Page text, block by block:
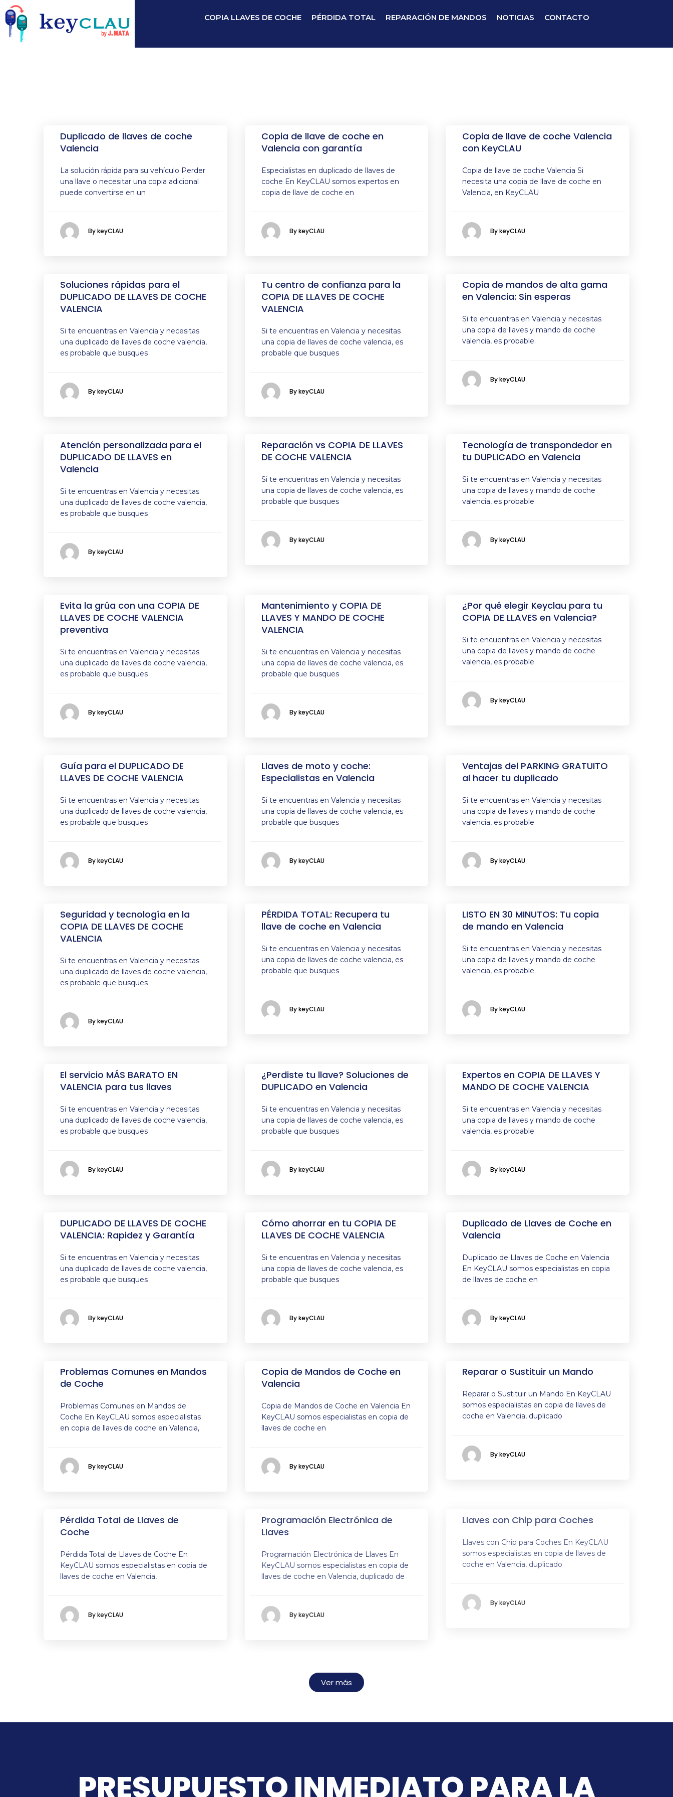
COPIA LLAVES DE COCHE PÉRDIDA TOTAL REPARACIÓN DE MANDOS NOTICIAS CONTACTO
Duplicado de llaves de coche
Valencia
La solución rápida para su vehículo Perder
una llave o necesitar una copia adicional
puede convertirse en un
By keyCLAU
Copia de llave de coche en
Valencia con garantía
Especialistas en duplicado de llaves de
coche En KeyCLAU somos expertos en
copia de llave de coche en
By keyCLAU
Copia de llave de coche Valencia
con KeyCLAU
Copia de llave de coche Valencia Si
necesita una copia de llave de coche en
Valencia, en KeyCLAU
By keyCLAU
Soluciones rápidas para el
DUPLICADO DE LLAVES DE COCHE
VALENCIA
Si te encuentras en Valencia y necesitas
una duplicado de llaves de coche valencia,
es probable que busques
By keyCLAU
Tu centro de confianza para la
COPIA DE LLAVES DE COCHE
VALENCIA
Si te encuentras en Valencia y necesitas
una copia de llaves de coche valencia, es
probable que busques
By keyCLAU
Copia de mandos de alta gama
en Valencia: Sin esperas
Si te encuentras en Valencia y necesitas
una copia de llaves y mando de coche
valencia, es probable
By keyCLAU
Atención personalizada para el
DUPLICADO DE LLAVES en
Valencia
Si te encuentras en Valencia y necesitas
una duplicado de llaves de coche valencia,
es probable que busques
By keyCLAU
Reparación vs COPIA DE LLAVES
DE COCHE VALENCIA
Si te encuentras en Valencia y necesitas
una copia de llaves de coche valencia, es
probable que busques
By keyCLAU
Tecnología de transpondedor en
tu DUPLICADO en Valencia
Si te encuentras en Valencia y necesitas
una copia de llaves y mando de coche
valencia, es probable
By keyCLAU
Evita la grúa con una COPIA DE
LLAVES DE COCHE VALENCIA
preventiva
Si te encuentras en Valencia y necesitas
una duplicado de llaves de coche valencia,
es probable que busques
By keyCLAU
Mantenimiento y COPIA DE
LLAVES Y MANDO DE COCHE
VALENCIA
Si te encuentras en Valencia y necesitas
una copia de llaves de coche valencia, es
probable que busques
By keyCLAU
¿Por qué elegir Keyclau para tu
COPIA DE LLAVES en Valencia?
Si te encuentras en Valencia y necesitas
una copia de llaves y mando de coche
valencia, es probable
By keyCLAU
Guía para el DUPLICADO DE
LLAVES DE COCHE VALENCIA
Si te encuentras en Valencia y necesitas
una duplicado de llaves de coche valencia,
es probable que busques
By keyCLAU
Llaves de moto y coche:
Especialistas en Valencia
Si te encuentras en Valencia y necesitas
una copia de llaves de coche valencia, es
probable que busques
By keyCLAU
Ventajas del PARKING GRATUITO
al hacer tu duplicado
Si te encuentras en Valencia y necesitas
una copia de llaves y mando de coche
valencia, es probable
By keyCLAU
Seguridad y tecnología en la
COPIA DE LLAVES DE COCHE
VALENCIA
Si te encuentras en Valencia y necesitas
una duplicado de llaves de coche valencia,
es probable que busques
By keyCLAU
PÉRDIDA TOTAL: Recupera tu
llave de coche en Valencia
Si te encuentras en Valencia y necesitas
una copia de llaves de coche valencia, es
probable que busques
By keyCLAU
LISTO EN 30 MINUTOS: Tu copia
de mando en Valencia
Si te encuentras en Valencia y necesitas
una copia de llaves y mando de coche
valencia, es probable
By keyCLAU
El servicio MÁS BARATO EN
VALENCIA para tus llaves
Si te encuentras en Valencia y necesitas
una duplicado de llaves de coche valencia,
es probable que busques
By keyCLAU
¿Perdiste tu llave? Soluciones de
DUPLICADO en Valencia
Si te encuentras en Valencia y necesitas
una copia de llaves de coche valencia, es
probable que busques
By keyCLAU
Expertos en COPIA DE LLAVES Y
MANDO DE COCHE VALENCIA
Si te encuentras en Valencia y necesitas
una copia de llaves y mando de coche
valencia, es probable
By keyCLAU
DUPLICADO DE LLAVES DE COCHE
VALENCIA: Rapidez y Garantía
Si te encuentras en Valencia y necesitas
una duplicado de llaves de coche valencia,
es probable que busques
By keyCLAU
Cómo ahorrar en tu COPIA DE
LLAVES DE COCHE VALENCIA
Si te encuentras en Valencia y necesitas
una copia de llaves de coche valencia, es
probable que busques
By keyCLAU
Duplicado de Llaves de Coche en
Valencia
Duplicado de Llaves de Coche en Valencia
En KeyCLAU somos especialistas en copia
de llaves de coche en
By keyCLAU
Problemas Comunes en Mandos
de Coche
Problemas Comunes en Mandos de
Coche En KeyCLAU somos especialistas
en copia de llaves de coche en Valencia,
By keyCLAU
Copia de Mandos de Coche en
Valencia
Copia de Mandos de Coche en Valencia En
KeyCLAU somos especialistas en copia de
llaves de coche en
By keyCLAU
Reparar o Sustituir un Mando
Reparar o Sustituir un Mando En KeyCLAU
somos especialistas en copia de llaves de
coche en Valencia, duplicado
By keyCLAU
Pérdida Total de Llaves de
Coche
Pérdida Total de Llaves de Coche En
KeyCLAU somos especialistas en copia de
llaves de coche en Valencia,
By keyCLAU
Programación Electrónica de
Llaves
Programación Electrónica de Llaves En
KeyCLAU somos especialistas en copia de
llaves de coche en Valencia, duplicado de
By keyCLAU
Llaves con Chip para Coches
Llaves con Chip para Coches En KeyCLAU
somos especialistas en copia de llaves de
coche en Valencia, duplicado
By keyCLAU
Ver más
PRESUPUESTO INMEDIATO PARA LA